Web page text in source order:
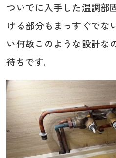
ついでに入手した温調部
ける部分もまっすぐでな
い何故このような設計な
待ちです。